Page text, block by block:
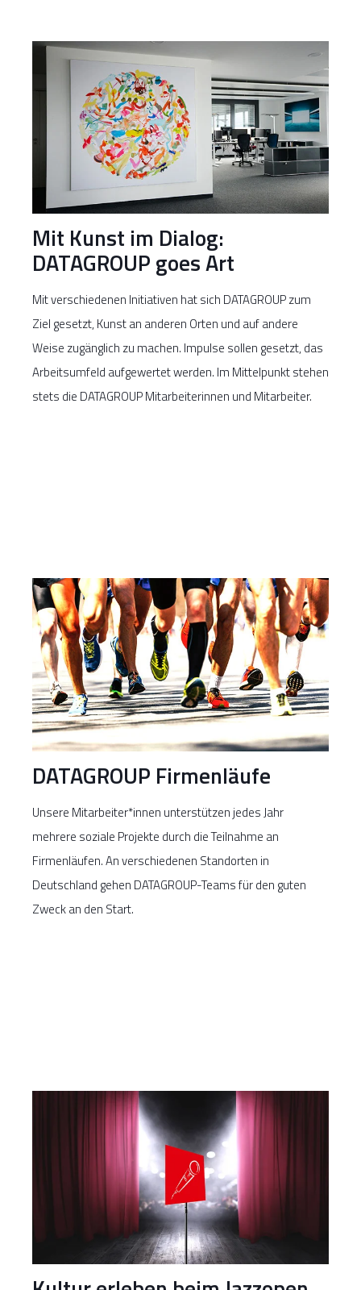
Mit Kunst im Dialog:
DATAGROUP goes Art
Mit verschiedenen Initiativen hat sich DATAGROUP zum
Ziel gesetzt, Kunst an anderen Orten und auf andere
Weise zugänglich zu machen. Impulse sollen gesetzt, das
Arbeitsumfeld aufgewertet werden. Im Mittelpunkt stehen
stets die DATAGROUP Mitarbeiterinnen und Mitarbeiter.
DATAGROUP Firmenläufe
Unsere Mitarbeiter*innen unterstützen jedes Jahr
mehrere soziale Projekte durch die Teilnahme an
Firmenläufen. An verschiedenen Standorten in
Deutschland gehen DATAGROUP-Teams für den guten
Zweck an den Start.